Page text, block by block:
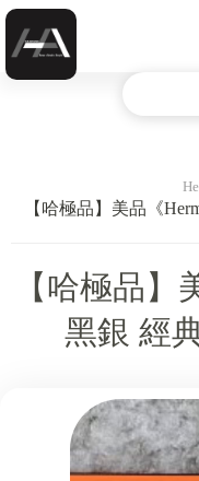
【哈極品】美品《
【哈極品】
黑銀 經